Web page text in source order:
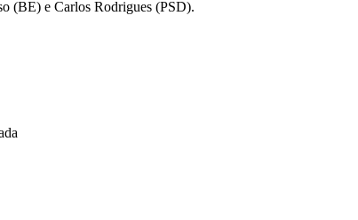
(BE) e Carlos Rodrigues (PSD).